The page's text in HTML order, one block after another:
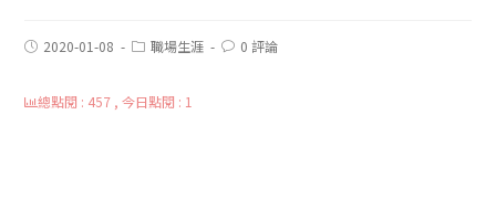
2020-01-08 職場生涯 0 評論
總點閱 : 457 , 今日點閱 : 1